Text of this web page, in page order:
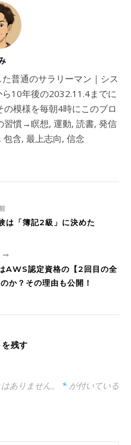
普通のサラリーマン｜シス
10年後の2032.11.4までに
模様を毎朝4時にこのブロ
習慣→瞑想, 運動, 読書, 発信
包含, 最上志向, 信念
は「簿記2級」に決めた
AWS認定資格の【2回目の全
か？その理由も公開！
残す
ありません。 * が付いている